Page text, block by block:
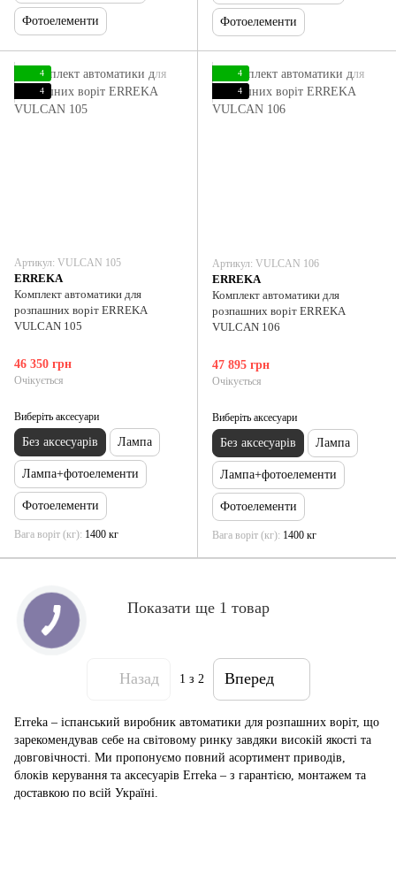
Erreka – іспанський виробник автоматики для розпашних воріт, що
зарекомендував себе на світовому ринку завдяки високій якості та
довговічності. Ми пропонуємо повний асортимент приводів,
блоків керування та аксесуарів Erreka – з гарантією, монтажем та
доставкою по всій Україні.
Фотоелементи Фотоелементи
4
4
Артикул: VULCAN 105
ERREKA
Комплект автоматики для
розпашних воріт ERREKA
VULCAN 105
46 350 грн
Очікується
Виберіть аксесуари
Без аксесуарів Лампа
Лампа+фотоелементи
Фотоелементи
Вага воріт (кг) 1400 кг
4
4
Артикул: VULCAN 106
ERREKA
Комплект автоматики для
розпашних воріт ERREKA
VULCAN 106
47 895 грн
Очікується
Виберіть аксесуари
Без аксесуарів Лампа
Лампа+фотоелементи
Фотоелементи
Вага воріт (кг) 1400 кг
Показати ще 1 товар
Назад 1 з 2 Вперед